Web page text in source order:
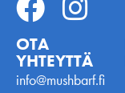
OTA
YHTEYTTÄ
info@mushbarf.fi